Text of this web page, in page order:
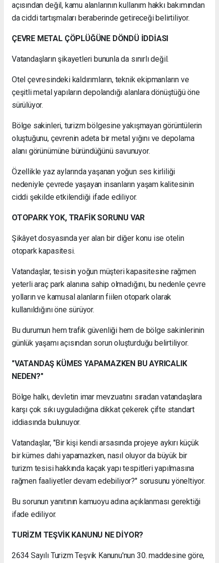
açısından değil, kamu alanlarının kullanım hakkı bakımından
da ciddi tartışmaları beraberinde getireceği belirtiliyor.
ÇEVRE METAL ÇÖPLÜĞÜNE DÖNDÜ İDDİASI
Vatandaşların şikayetleri bununla da sınırlı değil.
Otel çevresindeki kaldırımların, teknik ekipmanların ve
çeşitli metal yapıların depolandığı alanlara dönüştüğü öne
sürülüyor.
Bölge sakinleri, turizm bölgesine yakışmayan görüntülerin
oluştuğunu, çevrenin adeta bir metal yığını ve depolama
alanı görünümüne büründüğünü savunuyor.
Özellikle yaz aylarında yaşanan yoğun ses kirliliği
nedeniyle çevrede yaşayan insanların yaşam kalitesinin
ciddi şekilde etkilendiği ifade ediliyor.
OTOPARK YOK, TRAFİK SORUNU VAR
Şikâyet dosyasında yer alan bir diğer konu ise otelin
otopark kapasitesi.
Vatandaşlar, tesisin yoğun müşteri kapasitesine rağmen
yeterli araç park alanına sahip olmadığını, bu nedenle çevre
yolların ve kamusal alanların fiilen otopark olarak
kullanıldığını öne sürüyor.
Bu durumun hem trafik güvenliği hem de bölge sakinlerinin
günlük yaşamı açısından sorun oluşturduğu belirtiliyor.
"VATANDAŞ KÜMES YAPAMAZKEN BU AYRICALIK
NEDEN?"
Bölge halkı, devletin imar mevzuatını sıradan vatandaşlara
karşı çok sıkı uyguladığına dikkat çekerek çifte standart
iddiasında bulunuyor.
Vatandaşlar, "Bir kişi kendi arsasında projeye aykırı küçük
bir kümes dahi yapamazken, nasıl oluyor da büyük bir
turizm tesisi hakkında kaçak yapı tespitleri yapılmasına
rağmen faaliyetler devam edebiliyor?" sorusunu yöneltiyor.
Bu sorunun yanıtının kamuoyu adına açıklanması gerektiği
ifade ediliyor.
TURİZM TEŞVİK KANUNU NE DİYOR?
2634 Sayılı Turizm Teşvik Kanunu'nun 30. maddesine göre,